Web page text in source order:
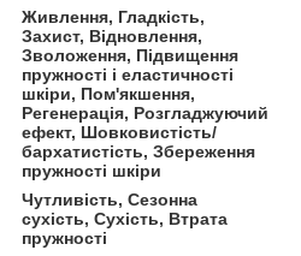
Живлення, Гладкість,
Захист, Відновлення,
Зволоження, Підвищення
пружності і еластичності
шкіри, Пом'якшення,
Регенерація, Розгладжуючий
ефект, Шовковистість/
бархатистість, Збереження
пружності шкіри
Чутливість, Сезонна
сухість, Сухість, Втрата
пружності